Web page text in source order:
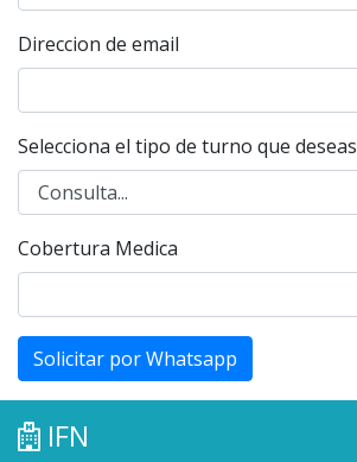
Direccion de email
Selecciona el tipo de turno que deseas
Cobertura Medica
Solicitar por Whatsapp
IFN